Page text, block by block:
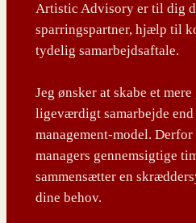
Artistic Advisory er til dig
sparringspartner, hjælp til
tydelig samarbejdsaftale.
Jeg ønsker at skabe et
ligeværdigt samarbejde end
management-model.
managers gennemsigtige
sammensætter en
dine behov.